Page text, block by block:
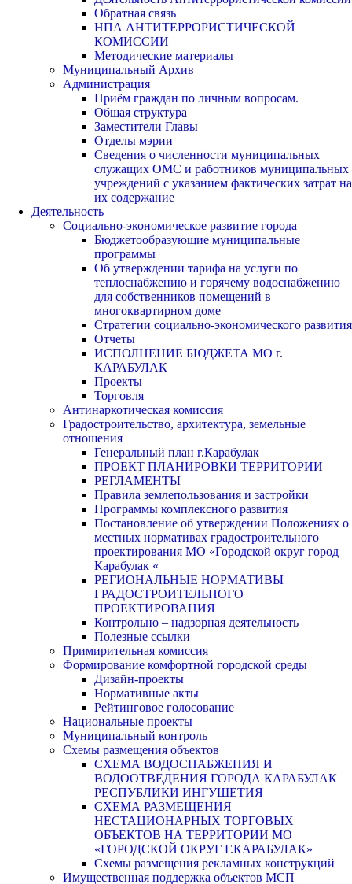
Обратная связь
НПА АНТИТЕРРОРИСТИЧЕСКОЙ
КОМИССИИ
Методические материалы
Муниципальный Архив
Администрация
Приём граждан по личным вопросам.
Общая структура
Заместители Главы
Отделы мэрии
Сведения о численности муниципальных
служащих ОМС и работников муниципальных
учреждений с указанием фактических затрат на
их содержание
Деятельность
Социально-экономическое развитие города
Бюджетообразующие муниципальные
программы
Об утверждении тарифа на услуги по
теплоснабжению и горячему водоснабжению
для собственников помещений в
многоквартирном доме
Стратегии социально-экономического развития
Отчеты
ИСПОЛНЕНИЕ БЮДЖЕТА МО г.
КАРАБУЛАК
Проекты
Торговля
Антинаркотическая комиссия
Градостроительство, архитектура, земельные
отношения
Генеральный план г.Карабулак
ПРОЕКТ ПЛАНИРОВКИ ТЕРРИТОРИИ
РЕГЛАМЕНТЫ
Правила землепользования и застройки
Программы комплексного развития
Постановление об утверждении Положениях о
местных нормативах градостроительного
проектирования МО «Городской округ город
Карабулак «
РЕГИОНАЛЬНЫЕ НОРМАТИВЫ
ГРАДОСТРОИТЕЛЬНОГО
ПРОЕКТИРОВАНИЯ
Контрольно – надзорная деятельность
Полезные ссылки
Примирительная комиссия
Формирование комфортной городской среды
Дизайн-проекты
Нормативные акты
Рейтинговое голосование
Национальные проекты
Муниципальный контроль
Схемы размещения объектов
СХЕМА ВОДОСНАБЖЕНИЯ И
ВОДООТВЕДЕНИЯ ГОРОДА КАРАБУЛАК
РЕСПУБЛИКИ ИНГУШЕТИЯ
СХЕМА РАЗМЕЩЕНИЯ
НЕСТАЦИОНАРНЫХ ТОРГОВЫХ
ОБЪЕКТОВ НА ТЕРРИТОРИИ МО
«ГОРОДСКОЙ ОКРУГ Г.КАРАБУЛАК»
Схемы размещения рекламных конструкций
Имущественная поддержка объектов МСП